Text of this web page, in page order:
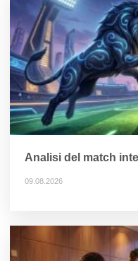
Analisi del match
09.08.2026